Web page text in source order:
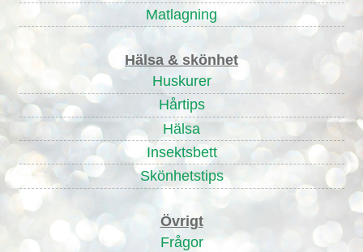
Matlagning
Hälsa & skönhet
Huskurer
Hårtips
Hälsa
Insektsbett
Skönhetstips
Övrigt
Frågor